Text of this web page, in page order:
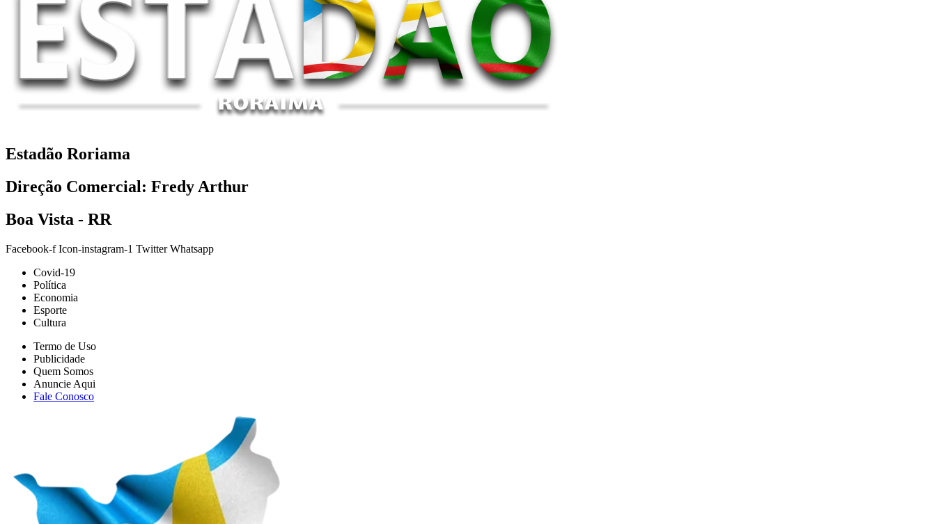
Estadão Roriama
Direção Comercial: Fredy Arthur
Boa Vista - RR
Facebook-f Icon-instagram-1 Twitter Whatsapp
Covid-19
Política
Economia
Esporte
Cultura
Termo de Uso
Publicidade
Quem Somos
Anuncie Aqui
Fale Conosco